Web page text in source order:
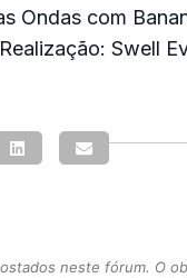
Ondas com
Swell
neste fórum. O